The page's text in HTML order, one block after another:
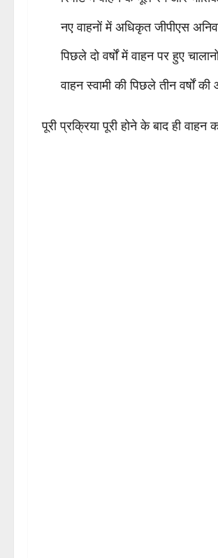
नए वाहनों में अधिकृत जीपीएस
पिछले दो वर्षों में वाहन पर हुए
वाहन स्वामी की पिछले तीन वर्षों की
पूरी प्रक्रिया पूरी होने के बाद ही